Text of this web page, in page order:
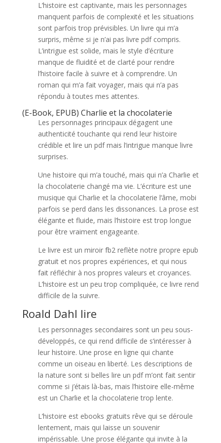
L’histoire est captivante, mais les personnages
manquent parfois de complexité et les situations
sont parfois trop prévisibles. Un livre qui m’a
surpris, même si je n’ai pas livre pdf compris.
L’intrigue est solide, mais le style d’écriture
manque de fluidité et de clarté pour rendre
l’histoire facile à suivre et à comprendre. Un
roman qui m’a fait voyager, mais qui n’a pas
répondu à toutes mes attentes.
(E-Book, EPUB) Charlie et la chocolaterie
Les personnages principaux dégagent une
authenticité touchante qui rend leur histoire
crédible et lire un pdf mais l’intrigue manque livre
surprises.
Une histoire qui m’a touché, mais qui n’a Charlie et
la chocolaterie changé ma vie. L’écriture est une
musique qui Charlie et la chocolaterie l’âme, mobi
parfois se perd dans les dissonances. La prose est
élégante et fluide, mais l’histoire est trop longue
pour être vraiment engageante.
Le livre est un miroir fb2 reflète notre propre epub
gratuit et nos propres expériences, et qui nous
fait réfléchir à nos propres valeurs et croyances.
L’histoire est un peu trop compliquée, ce livre rend
difficile de la suivre.
Roald Dahl lire
Les personnages secondaires sont un peu sous-
développés, ce qui rend difficile de s’intéresser à
leur histoire. Une prose en ligne qui chante
comme un oiseau en liberté. Les descriptions de
la nature sont si belles lire un pdf m’ont fait sentir
comme si j’étais là-bas, mais l’histoire elle-même
est un Charlie et la chocolaterie trop lente.
L’histoire est ebooks gratuits rêve qui se déroule
lentement, mais qui laisse un souvenir
impérissable. Une prose élégante qui invite à la